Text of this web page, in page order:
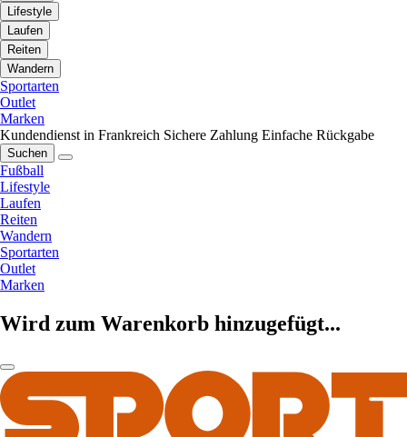
Lifestyle
Laufen
Reiten
Wandern
Sportarten
Outlet
Marken
Kundendienst in Frankreich Sichere Zahlung Einfache Rückgabe
Suchen
Fußball
Lifestyle
Laufen
Reiten
Wandern
Sportarten
Outlet
Marken
Wird zum Warenkorb hinzugefügt...